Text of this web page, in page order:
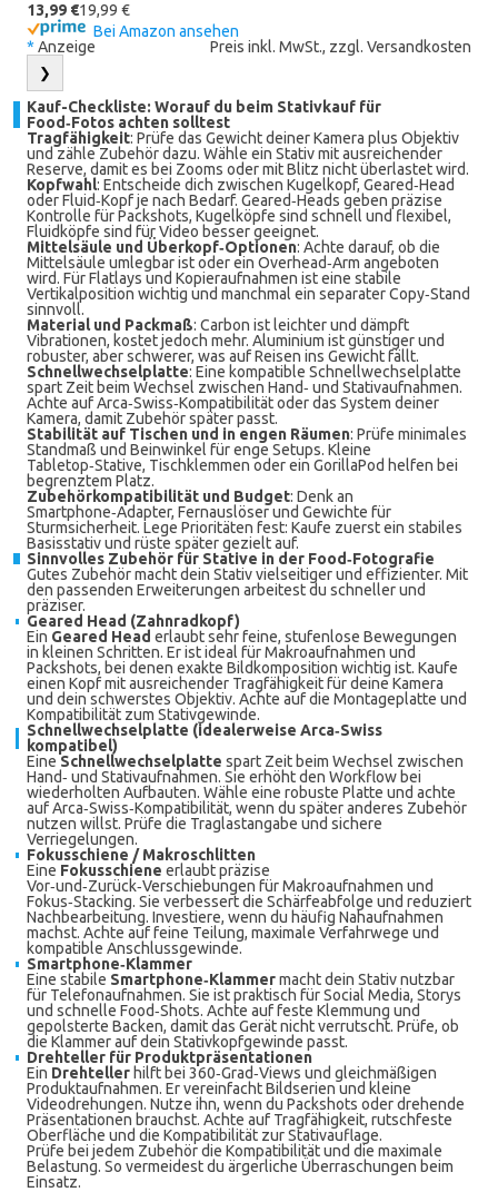
13,99 €19,99 €
Bei Amazon ansehen
* Anzeige Preis inkl. MwSt., zzgl. Versandkosten
❯
Kauf-Checkliste: Worauf du beim Stativkauf für
Food‑Fotos achten solltest
Tragfähigkeit: Prüfe das Gewicht deiner Kamera plus Objektiv
und zähle Zubehör dazu. Wähle ein Stativ mit ausreichender
Reserve, damit es bei Zooms oder mit Blitz nicht überlastet wird.
Kopfwahl: Entscheide dich zwischen Kugelkopf, Geared‑Head
oder Fluid‑Kopf je nach Bedarf. Geared‑Heads geben präzise
Kontrolle für Packshots, Kugelköpfe sind schnell und flexibel,
Fluidköpfe sind für Video besser geeignet.
Mittelsäule und Überkopf‑Optionen: Achte darauf, ob die
Mittelsäule umlegbar ist oder ein Overhead‑Arm angeboten
wird. Für Flatlays und Kopieraufnahmen ist eine stabile
Vertikalposition wichtig und manchmal ein separater Copy‑Stand
sinnvoll.
Material und Packmaß: Carbon ist leichter und dämpft
Vibrationen, kostet jedoch mehr. Aluminium ist günstiger und
robuster, aber schwerer, was auf Reisen ins Gewicht fällt.
Schnellwechselplatte: Eine kompatible Schnellwechselplatte
spart Zeit beim Wechsel zwischen Hand‑ und Stativaufnahmen.
Achte auf Arca‑Swiss‑Kompatibilität oder das System deiner
Kamera, damit Zubehör später passt.
Stabilität auf Tischen und in engen Räumen: Prüfe minimales
Standmaß und Beinwinkel für enge Setups. Kleine
Tabletop‑Stative, Tischklemmen oder ein GorillaPod helfen bei
begrenztem Platz.
Zubehörkompatibilität und Budget: Denk an
Smartphone‑Adapter, Fernauslöser und Gewichte für
Sturmsicherheit. Lege Prioritäten fest: Kaufe zuerst ein stabiles
Basisstativ und rüste später gezielt auf.
Sinnvolles Zubehör für Stative in der Food‑Fotografie
Gutes Zubehör macht dein Stativ vielseitiger und effizienter. Mit
den passenden Erweiterungen arbeitest du schneller und
präziser.
Geared Head (Zahnradkopf)
Ein Geared Head erlaubt sehr feine, stufenlose Bewegungen
in kleinen Schritten. Er ist ideal für Makroaufnahmen und
Packshots, bei denen exakte Bildkomposition wichtig ist. Kaufe
einen Kopf mit ausreichender Tragfähigkeit für deine Kamera
und dein schwerstes Objektiv. Achte auf die Montageplatte und
Kompatibilität zum Stativgewinde.
Schnellwechselplatte (idealerweise Arca‑Swiss
kompatibel)
Eine Schnellwechselplatte spart Zeit beim Wechsel zwischen
Hand‑ und Stativaufnahmen. Sie erhöht den Workflow bei
wiederholten Aufbauten. Wähle eine robuste Platte und achte
auf Arca‑Swiss‑Kompatibilität, wenn du später anderes Zubehör
nutzen willst. Prüfe die Traglastangabe und sichere
Verriegelungen.
Fokusschiene / Makroschlitten
Eine Fokusschiene erlaubt präzise
Vor‑und‑Zurück‑Verschiebungen für Makroaufnahmen und
Fokus‑Stacking. Sie verbessert die Schärfeabfolge und reduziert
Nachbearbeitung. Investiere, wenn du häufig Nahaufnahmen
machst. Achte auf feine Teilung, maximale Verfahrwege und
kompatible Anschlussgewinde.
Smartphone‑Klammer
Eine stabile Smartphone‑Klammermacht dein Stativ nutzbar
für Telefonaufnahmen. Sie ist praktisch für Social Media, Storys
und schnelle Food‑Shots. Achte auf feste Klemmung und
gepolsterte Backen, damit das Gerät nicht verrutscht. Prüfe, ob
die Klammer auf dein Stativkopfgewinde passt.
Drehteller für Produktpräsentationen
Ein Drehteller hilft bei 360‑Grad‑Views und gleichmäßigen
Produktaufnahmen. Er vereinfacht Bildserien und kleine
Videodrehungen. Nutze ihn, wenn du Packshots oder drehende
Präsentationen brauchst. Achte auf Tragfähigkeit, rutschfeste
Oberfläche und die Kompatibilität zur Stativauflage.
Prüfe bei jedem Zubehör die Kompatibilität und die maximale
Belastung. So vermeidest du ärgerliche Überraschungen beim
Einsatz.